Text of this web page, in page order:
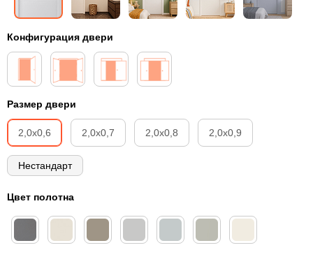
Конфигурация двери
Размер двери
2,0х0,6 2,0х0,7 2,0х0,8 2,0х0,9
Нестандарт
Цвет полотна